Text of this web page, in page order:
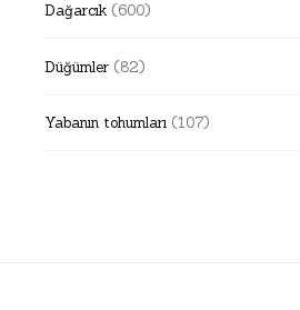
Dağarcık (600)
Düğümler (82)
Yabanın tohumları (107)